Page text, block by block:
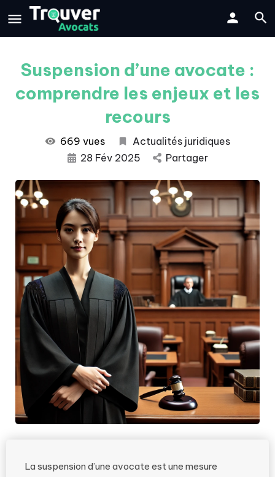
Suspension d’une avocate :
comprendre les enjeux et les
recours
669 vues
Actualités juridiques
28 Fév 2025
Partager
La suspension d’une avocate est une mesure